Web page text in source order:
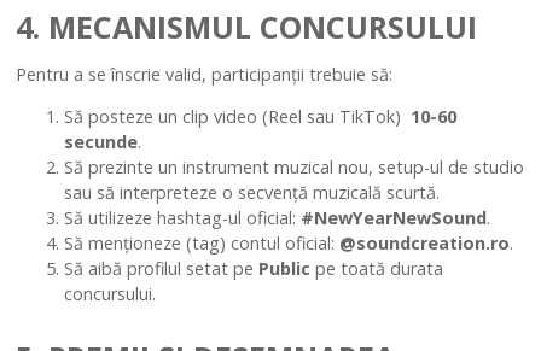
4. MECANISMUL CONCURSULUI
Pentru a se înscrie valid, participanții trebuie să:
Să posteze un clip video (Reel sau TikTok) 10-60
secunde.
Să prezinte un instrument muzical nou, setup-ul de studio
sau să interpreteze o secvență muzicală scurtă.
Să utilizeze hashtag-ul oficial: #NewYearNewSound.
Să menționeze (tag) contul oficial: @soundcreation.ro.
Să aibă profilul setat pe Public pe toată durata
concursului.